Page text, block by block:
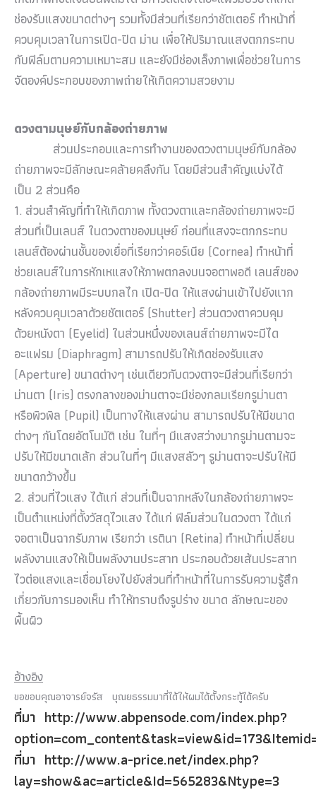
ช่องรับแสงขนาดต่างๆ รวมทั้งมีส่วนที่เรียกว่าชัตเตอร์ ทำหน้าที่
ควบคุมเวลาในการเปิด-ปิด ม่าน เพื่อให้ปริมาณแสงตกกระทบ
กับฟิล์มตามความเหมาะสม และยังมีช่องเล็งภาพเพื่อช่วยในการ
จัดองค์ประกอบของภาพถ่ายให้เกิดความสวยงาม
ดวงตามนุษย์กับกล้องถ่ายภาพ
ส่วนประกอบและการทำงานของดวงตามนุษย์กับกล้อง
ถ่ายภาพจะมีลักษณะคล้ายคลึงกัน โดยมีส่วนสำคัญแบ่งได้
เป็น 2 ส่วนคือ
1. ส่วนสำคัญที่ทำให้เกิดภาพ ทั้งดวงตาและกล้องถ่ายภาพจะมี
ส่วนที่เป็นเลนส์ ในดวงตาของมนุษย์ ก่อนที่แสงจะตกกระทบ
เลนส์ต้องผ่านชั้นของเยื่อที่เรียกว่าคอร์เนีย (Cornea) ทำหน้าที่
ช่วยเลนส์ในการหักเหแสงให้ภาพตกลงบนจอตาพอดี เลนส์ของ
กล้องถ่ายภาพมีระบบกลไก เปิด-ปิด ให้แสงผ่านเข้าไปยังแาก
หลังควบคุมเวลาด้วยชัตเตอร์ (Shutter) ส่วนดวงตาควบคุม
ด้วยหนังตา (Eyelid) ในส่วนหนึ่งของเลนส์ถ่ายภาพจะมีได
อะแฟรม (Diaphragm) สามารถปรับให้เกิดช่องรับแสง
(Aperture) ขนาดต่างๆ เช่นเดียวกับดวงตาจะมีส่วนที่เรียกว่า
ม่านตา (Iris) ตรงกลางของม่านตาจะมีช่องกลมเรียกรูม่านตา
หรือพิวพิล (Pupil) เป็นทางให้แสงผ่าน สามารถปรับให้มีขนาด
ต่างๆ กันโดยอัตโนมัติ เช่น ในที่ๆ มีแสงสว่างมากรูม่านตามจะ
ปรับให้มีขนาดเล้ก ส่วนในที่ๆ มีแสงสลัวๆ รูม่านตาจะปรับให้มี
ขนาดกว้างขึ้น
2. ส่วนที่ไวแสง ได้แก่ ส่วนที่เป็นฉากหลังในกล้องถ่ายภาพจะ
เป็นตำแหน่งที่ตั้งวัสดุไวแสง ได้แก่ ฟิล์มส่วนในดวงตา ได้แก่
จอตาเป็นฉากรับภาพ เรียกว่า เรตินา (Retina) ทำหน้าที่เปลี่ยน
พลังงานแสงให้เป็นพลังงานประสาท ประกอบด้วยเส้นประสาท
ไวต่อแสงและเชื่อมโยงไปยังส่วนที่ทำหน้าที่ในการรับความรู้สึก
เกี่ยวกับการมองเห็น ทำให้ทราบถึงรูปร่าง ขนาด ลักษณะของ
พื้นผิว
อ้างอิง
ขอขอบคุณอาจารย์จรัส บุณยธรรมมาที่ได้ให้ผมได้ตั้งกระทู้ได้ครับ
ที่มา http://www.abpensode.com/index.php?
ที่มา http://www.a-price.net/index.php?
lay=show&ac=article&Id=565283&Ntype=3